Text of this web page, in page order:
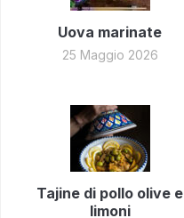
Uova marinate
25 Maggio 2026
Tajine di pollo olive e
limoni